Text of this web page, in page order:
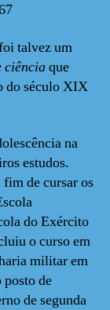
talvez um
ciênciaque
do século XIX
na
estudos.
fim de cursar os
do Exército
o curso em
militar em
de
de segunda